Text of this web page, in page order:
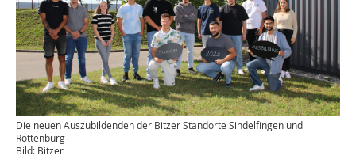
Die neuen Auszubildenden der Bitzer Standorte Sindelfingen und
Rottenburg
Bild: Bitzer